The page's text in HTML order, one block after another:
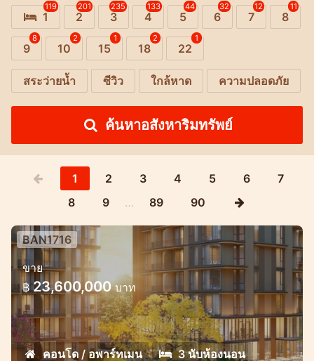
1
119
2
201
3
235
4
133
5
44
6
32
7
12
8
11
9
8
10
2
15
1
18
2
22
1
สระว่ายน้ำ ซีวิว ใกล้หาด ความปลอดภัย
ค้นหาอสังหาริมทรัพย์
1 2 3 4 5 6
7
8
9 … 89 90
โครงการคอนโดมิเนียมหรูสไตล์แมริออท
ใจกลางบางเทา
โครงการคอนโดมิเนียมคุณภาพสูงสุดพิเศษ
พร้อมโอกาสการชำระเงินที่ยอดเยี่ยม
BAN1716
ขาย
฿ 23,600,000บาท
คอนโด / อพาร์ทเมน
3 นับห้องนอน